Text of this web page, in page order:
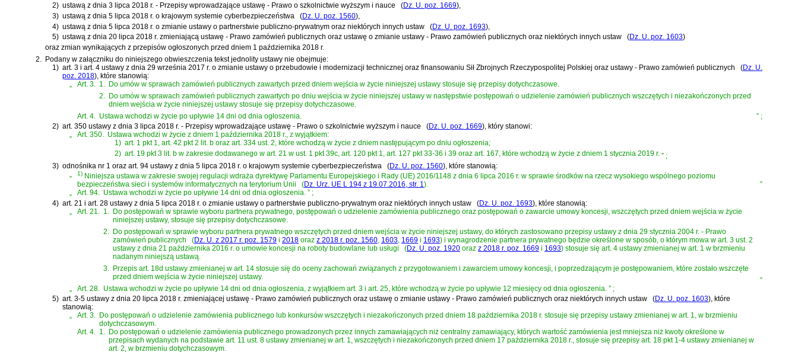
2) ustawą z dnia 3 lipca 2018 r. - Przepisy wprowadzające ustawę - Prawo o szkolnictwie wyższym i nauce (Dz. U. poz. 1669),
3) ustawą z dnia 5 lipca 2018 r. o krajowym systemie cyberbezpieczeństwa (Dz. U. poz. 1560),
4) ustawą z dnia 5 lipca 2018 r. o zmianie ustawy o partnerstwie publiczno-prywatnym oraz niektórych innych ustaw (Dz. U. poz. 1693)
5) ustawą z dnia 20 lipca 2018 r. zmieniającą ustawę - Prawo zamówień publicznych oraz ustawę o zmianie ustawy - Prawo zamówień publicznych oraz niektórych innych ustaw (Dz. U. poz. 1603)
oraz zmian wynikających z przepisów ogłoszonych przed dniem 1 października 2018 r.
2.
Podany w załączniku do niniejszego obwieszczenia tekst jednolity ustawy nie obejmuje:
1) art. 3 i art. 4 ustawy z dnia 29 września 2017 r. o zmianie ustawy o przebudowie i modernizacji technicznej oraz finansowaniu Sił Zbrojnych Rzeczypospolitej Polskiej oraz ustawy - Prawo zamówień publicznych (Dz. U.
poz. 2018) , które stanowią:
Art. 3. 1.
Do umów w sprawach zamówień publicznych zawartych przed dniem wejścia w życie niniejszej ustawy stosuje się przepisy dotychczasowe.
2.
Do umów w sprawach zamówień publicznych zawartych po dniu wejścia w życie niniejszej ustawy w następstwie postępowań o udzielenie zamówień publicznych wszczętych i niezakończonych przed
dniem wejścia w życie niniejszej ustawy stosuje się przepisy dotychczasowe.
Art. 4.
Ustawa wchodzi w życie po upływie 14 dni od dnia ogłoszenia. ” ;
2) art. 350 ustawy z dnia 3 lipca 2018 r. - Przepisy wprowadzające ustawę - Prawo o szkolnictwie wyższym i nauce (Dz. U. poz. 1669), który stanowi:
„
Art. 350. Ustawa wchodzi w życie z dniem 1 października 2018 r., z wyjątkiem:
1) art. 1 pkt 1, art. 42 pkt 2 lit. b oraz art. 334 ust. 2, które wchodzą w życie z dniem następującym po dniu ogłoszenia;
2) art. 19 pkt 3 lit. b w zakresie dodawanego w art. 21 w ust. 1 pkt 39c, art. 120 pkt 1, art. 127 pkt 33-36 i 39 oraz art. 167, które wchodzą w życie z dniem 1 stycznia 2019 r. ” ;
3) odnośnika nr 1 oraz art. 94 ustawy z dnia 5 lipca 2018 r. o krajowym systemie cyberbezpieczeństwa (Dz. U. poz. 1560), które stanowią:
„
1) Niniejsza ustawa w zakresie swojej regulacji wdraża dyrektywę Parlamentu Europejskiego i Rady (UE) 2016/1148 z dnia 6 lipca 2016 r. w sprawie środków na rzecz wysokiego wspólnego poziomu
bezpieczeństwa sieci i systemów informatycznych na terytorium Unii
(Dz. Urz. UE L 194 z 19.07.2016, str. 1).
”
„
Art. 94. Ustawa wchodzi w życie po upływie 14 dni od dnia ogłoszenia. ” ;
4) art. 21 i art. 28 ustawy z dnia 5 lipca 2018 r. o zmianie ustawy o partnerstwie publiczno-prywatnym oraz niektórych innych ustaw (Dz. U. poz. 1693) , które stanowią:
Art. 21. 1.
Do postępowań w sprawie wyboru partnera prywatnego, postępowań o udzielenie zamówienia publicznego oraz postępowań o zawarcie umowy koncesji, wszczętych przed dniem wejścia w życie
niniejszej ustawy, stosuje się przepisy dotychczasowe.
2.
Do postępowań w sprawie wyboru partnera prywatnego wszczętych przed dniem wejścia w życie niniejszej ustawy, do których zastosowano przepisy ustawy z dnia 29 stycznia 2004 r. - Prawo
zamówień publicznych
(Dz. U. z 2017 r. poz. 1579 i 2018 oraz z 2018 r. poz. 1560 1603 1669 i 1693) i wynagrodzenie partnera prywatnego będzie określone w sposób, o którym mowa w art. 3 ust. 2
ustawy z dnia 21 października 2016 r. o umowie koncesji na roboty budowlane lub usługi
(Dz. U. poz. 1920 oraz z 2018 r. poz. 1669 i 1693) stosuje się art. 4 ustawy zmienianej w art. 1 w brzmieniu
nadanym niniejszą ustawą.
3.
Przepis art. 18d ustawy zmienianej w art. 14 stosuje się do oceny zachowań związanych z przygotowaniem i zawarciem umowy koncesji, i poprzedzającym je postępowaniem, które zostało wszczęte
przed dniem wejścia w życie niniejszej ustawy.
”
Art. 28. Ustawa wchodzi w życie po upływie 14 dni od dnia ogłoszenia, z wyjątkiem art. 3 i art. 25, które wchodzą w życie po upływie 12 miesięcy od dnia ogłoszenia. ” ;
5) art. 3-5 ustawy z dnia 20 lipca 2018 r. zmieniającej ustawę - Prawo zamówień publicznych oraz ustawę o zmianie ustawy - Prawo zamówień publicznych oraz niektórych innych ustaw (Dz. U. poz. 1603), które
stanowią:
„
Art. 3. Do postępowań o udzielenie zamówienia publicznego lub konkursów wszczętych i niezakończonych przed dniem 18 października 2018 r. stosuje się przepisy ustawy zmienianej w art. 1, w brzmieniu
dotychczasowym.
Art. 4. 1. Do postępowań o udzielenie zamówienia publicznego prowadzonych przez innych zamawiających niż centralny zamawiający, których wartość zamówienia jest mniejsza niż kwoty określone w
przepisach wydanych na podstawie art. 11 ust. 8 ustawy zmienianej w art. 1, wszczętych i niezakończonych przed dniem 17 października 2018 r., stosuje się przepisy art. 18 pkt 1-4 ustawy zmienianej w
art. 2, w brzmieniu dotychczasowym.